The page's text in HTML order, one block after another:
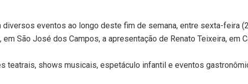
eventos ao longo deste fim de semana, entre sexta-feira
São José dos Campos, a apresentação de Renato Teixeira, em
teatrais, shows musicais, espetáculo infantil e eventos